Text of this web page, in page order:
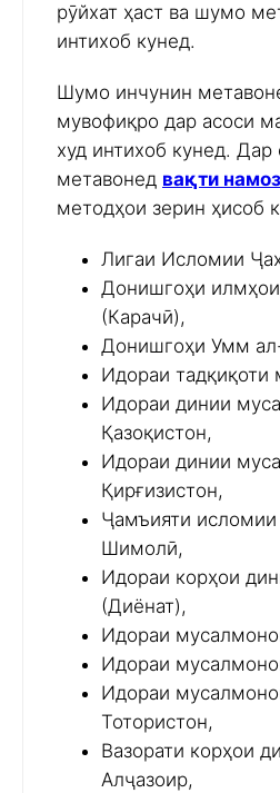
рӯйхат ҳаст ва шумо
интихоб кунед.
Шумо инчунин
мувофиқро дар асоси
худ интихоб кунед.
метавонед вақти намоз
методҳои зерин ҳисоб
Лигаи Исломии
Донишгоҳи
(Карачӣ),
Донишгоҳи Умм
Идораи тадқиқоти
Идораи динии
Қазоқистон,
Идораи динии
Қирғизистон,
Ҷамъияти
Шимолӣ,
Идораи корҳои
(Диёнат),
Идораи
Идораи
Идораи
Тотористон,
Вазорати корҳои
Алҷазоир,